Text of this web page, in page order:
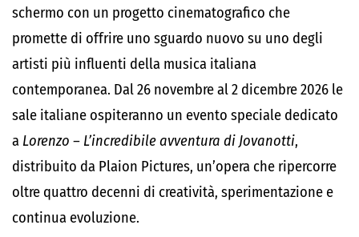
schermo con un progetto cinematografico che
promette di offrire uno sguardo nuovo su uno degli
artisti più influenti della musica italiana
contemporanea. Dal 26 novembre al 2 dicembre 2026 le
sale italiane ospiteranno un evento speciale dedicato
a Lorenzo – L’incredibile avventura di Jovanotti,
distribuito da Plaion Pictures, un’opera che ripercorre
oltre quattro decenni di creatività, sperimentazione e
continua evoluzione.